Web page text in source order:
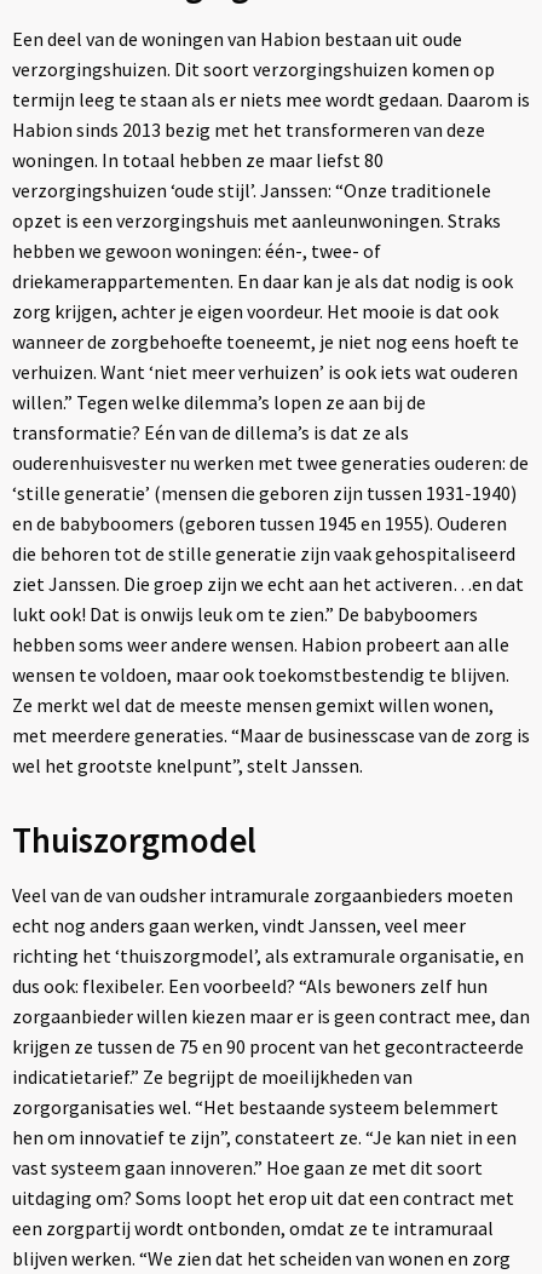
Een deel van de woningen van Habion bestaan uit oude
verzorgingshuizen. Dit soort verzorgingshuizen komen op
termijn leeg te staan als er niets mee wordt gedaan. Daarom is
Habion sinds 2013 bezig met het transformeren van deze
woningen. In totaal hebben ze maar liefst 80
verzorgingshuizen ‘oude stijl’. Janssen: “Onze traditionele
opzet is een verzorgingshuis met aanleunwoningen. Straks
hebben we gewoon woningen: één-, twee- of
driekamerappartementen. En daar kan je als dat nodig is ook
zorg krijgen, achter je eigen voordeur. Het mooie is dat ook
wanneer de zorgbehoefte toeneemt, je niet nog eens hoeft te
verhuizen. Want ‘niet meer verhuizen’ is ook iets wat ouderen
willen.” Tegen welke dilemma’s lopen ze aan bij de
transformatie? Eén van de dillema’s is dat ze als
ouderenhuisvester nu werken met twee generaties ouderen: de
‘stille generatie’ (mensen die geboren zijn tussen 1931-1940)
en de babyboomers (geboren tussen 1945 en 1955). Ouderen
die behoren tot de stille generatie zijn vaak gehospitaliseerd
ziet Janssen. Die groep zijn we echt aan het activeren…en dat
lukt ook! Dat is onwijs leuk om te zien.” De babyboomers
hebben soms weer andere wensen. Habion probeert aan alle
wensen te voldoen, maar ook toekomstbestendig te blijven.
Ze merkt wel dat de meeste mensen gemixt willen wonen,
met meerdere generaties. “Maar de businesscase van de zorg is
wel het grootste knelpunt”, stelt Janssen.
Thuiszorgmodel
Veel van de van oudsher intramurale zorgaanbieders moeten
echt nog anders gaan werken, vindt Janssen, veel meer
richting het ‘thuiszorgmodel’, als extramurale organisatie, en
dus ook: flexibeler. Een voorbeeld? “Als bewoners zelf hun
zorgaanbieder willen kiezen maar er is geen contract mee, dan
krijgen ze tussen de 75 en 90 procent van het gecontracteerde
indicatietarief.” Ze begrijpt de moeilijkheden van
zorgorganisaties wel. “Het bestaande systeem belemmert
hen om innovatief te zijn”, constateert ze. “Je kan niet in een
vast systeem gaan innoveren.” Hoe gaan ze met dit soort
uitdaging om? Soms loopt het erop uit dat een contract met
een zorgpartij wordt ontbonden, omdat ze te intramuraal
blijven werken. “We zien dat het scheiden van wonen en zorg